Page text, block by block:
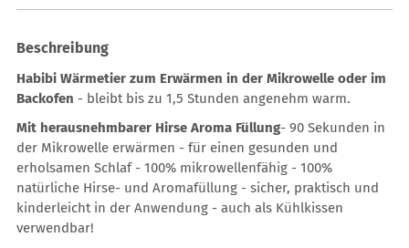
Beschreibung
Habibi Wärmetier zum Erwärmen in der Mikrowelle oder im
Backofen - bleibt bis zu 1,5 Stunden angenehm warm.
Mit herausnehmbarer Hirse Aroma Füllung- 90 Sekunden in
der Mikrowelle erwärmen - für einen gesunden und
erholsamen Schlaf - 100% mikrowellenfähig - 100%
natürliche Hirse- und Aromafüllung - sicher, praktisch und
kinderleicht in der Anwendung - auch als Kühlkissen
verwendbar!